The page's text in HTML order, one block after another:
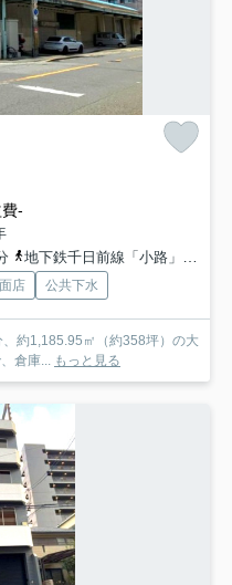
-
地下鉄千日前線「小路」駅 徒歩16分
店 公共下水
約1,185.95㎡（約358坪）の大
倉庫... もっと見る